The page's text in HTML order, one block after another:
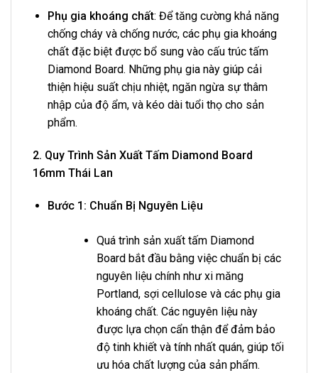
Phụ gia khoáng chất: Để tăng cường khả năng
chống cháy và chống nước, các phụ gia khoáng
chất đặc biệt được bổ sung vào cấu trúc tấm
Diamond Board. Những phụ gia này giúp cải
thiện hiệu suất chịu nhiệt, ngăn ngừa sự thâm
nhập của độ ẩm, và kéo dài tuổi thọ cho sản
phẩm.
2. Quy Trình Sản Xuất Tấm Diamond Board
16mm Thái Lan
Bước 1: Chuẩn Bị Nguyên Liệu
Quá trình sản xuất tấm Diamond
Board bắt đầu bằng việc chuẩn bị các
nguyên liệu chính như xi măng
Portland, sợi cellulose và các phụ gia
khoáng chất. Các nguyên liệu này
được lựa chọn cẩn thận để đảm bảo
độ tinh khiết và tính nhất quán, giúp tối
ưu hóa chất lượng của sản phẩm.